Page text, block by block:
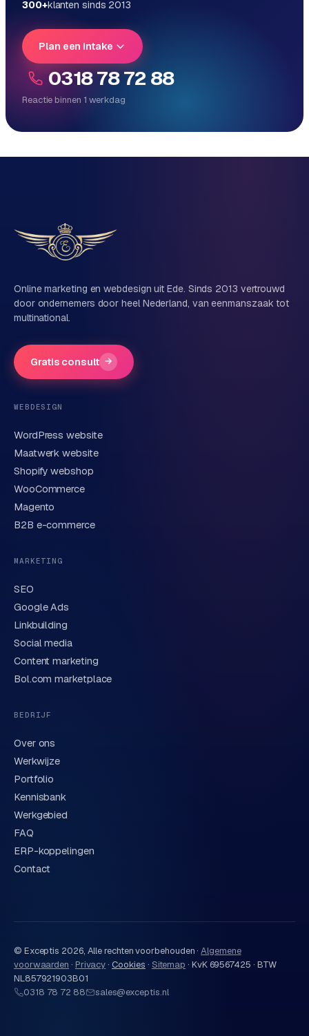
300+klanten sinds 2013
Plan een intake
0318 78 72 88
Reactie binnen 1 werkdag
Direct persoonlijk contact, geen ticketsysteem
Vertel ons over je project
Naam
Bedrijfsnaam
Telefoonnummer(optioneel)
Korte omschrijving van je vraag of project
Verstuur aanvraag
We behandelen je gegevens zorgvuldig conform onze
privacyverklaring. Of bel direct
Online marketing en webdesign uit Ede. Sinds 2013 vertrouwd
door ondernemers door heel Nederland, van eenmanszaak tot
multinational.
Gratis consult →
WEBDESIGN
WordPress website
Maatwerk website
Shopify webshop
WooCommerce
Magento
B2B e-commerce
MARKETING
SEO
Google Ads
Linkbuilding
Social media
Content marketing
Bol.com marketplace
BEDRIJF
Over ons
Werkwijze
Portfolio
Kennisbank
Werkgebied
FAQ
ERP-koppelingen
Contact
© Exceptis 2026, Alle rechten voorbehouden · Algemene
voorwaarden · Privacy· Cookies · Sitemap · KvK 69567425 · BTW
NL857921903B01
0318 78 72 88
sales@exceptis.nl